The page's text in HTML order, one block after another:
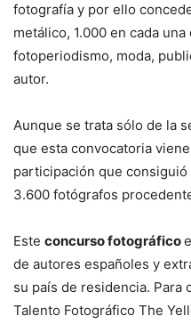
fotografía y por ello
metálico, 1.000 en cada
fotoperiodismo, moda,
autor.
Aunque se trata sólo de la
que esta convocatoria
participación que
3.600 fotógrafos
Este concurso fotográfico
de autores españoles y
su país de residencia. Para
Talento Fotográfico The